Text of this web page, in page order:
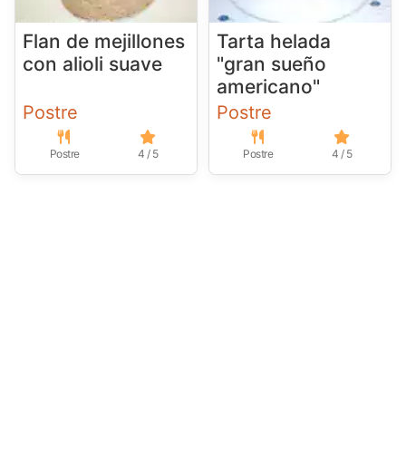
Flan de mejillones
con alioli suave
Postre
Postre 4 / 5
Tarta helada
"gran sueño
americano"
Postre
Postre 4 / 5